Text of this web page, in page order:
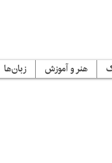
هنر و آموزش زبان‌ها